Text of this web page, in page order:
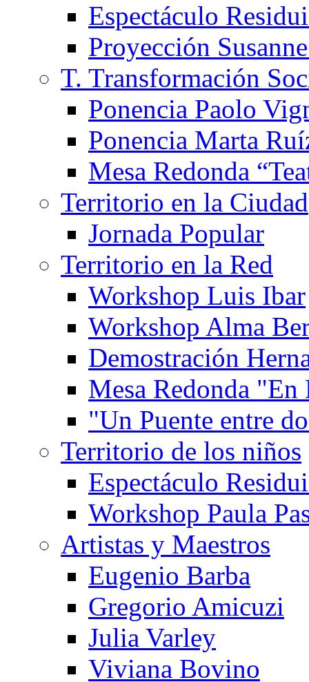
Espectáculo
Proyección
T. Transformación
Ponencia Paolo
Ponencia Marta
Mesa Redonda
Territorio en la Ciudad
Jornada Popular
Territorio en la Red
Workshop Luis Ibar
Workshop Alma
Demostración
Mesa Redonda
"Un Puente entre
Territorio de los niños
Espectáculo
Workshop Paula
Artistas y Maestros
Eugenio Barba
Gregorio Amicuzi
Julia Varley
Viviana Bovino